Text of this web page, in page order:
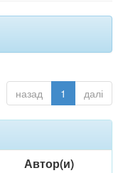
назад 1 далі
Автор(и)